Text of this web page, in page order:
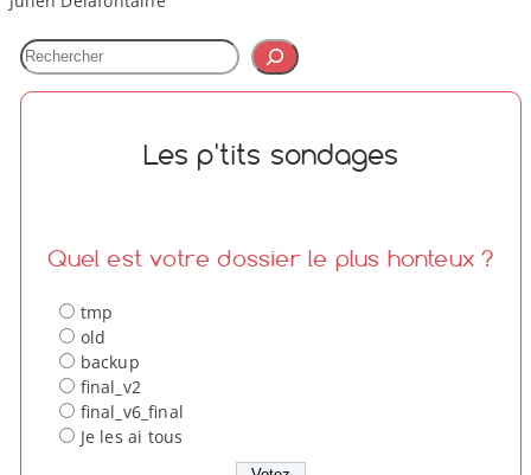
s
R
e
c
Les p'tits sondages
Quel est votre dossier le plus honteux ?
tmp
old
backup
final_v2
final_v6_final
Je les ai tous